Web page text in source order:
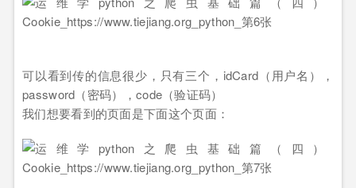
可以看到传的信息很少，只有三个，idCard（用户名），
password（密码），code（验证码）
我们想要看到的页面是下面这个页面：